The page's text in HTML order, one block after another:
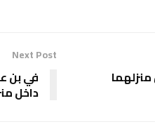
Next Post
في بن
داخل